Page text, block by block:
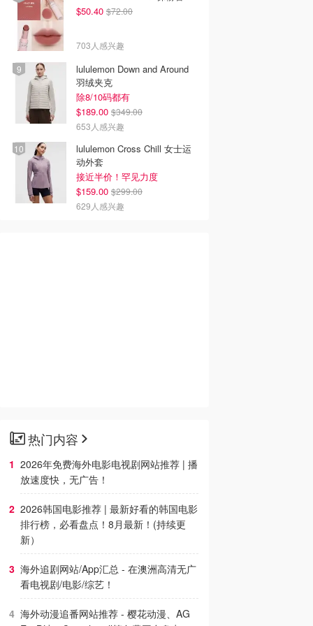
$50.40 $72.00
703人感兴趣
lululemon Down and Around
羽绒夹克
除8/10码都有
$189.00 $349.00
653人感兴趣
lululemon Cross Chill 女士运
动外套
接近半价！罕见力度
$159.00 $299.00
629人感兴趣
热门内容
2026年免费海外电影电视剧网站推荐 | 播
放速度快，无广告！
2026韩国电影推荐 | 最新好看的韩国电影
排行榜，必看盘点！8月最新！(持续更
新）
海外追剧网站/App汇总 - 在澳洲高清无广
看电视剧/电影/综艺！
海外动漫追番网站推荐 - 樱花动漫、AG